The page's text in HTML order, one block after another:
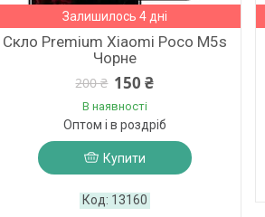
Залишилось 4 дні
Скло Premium Xiaomi Poco M5s
Чорне
200 ₴ 150 ₴
В наявності
Оптом і в роздріб
Купити
13160